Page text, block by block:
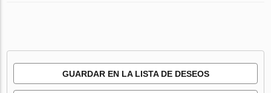
GUARDAR EN LA LISTA DE DESEOS